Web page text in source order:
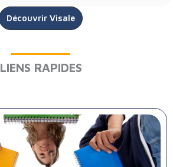
Découvrir Visale
LIENS RAPIDES